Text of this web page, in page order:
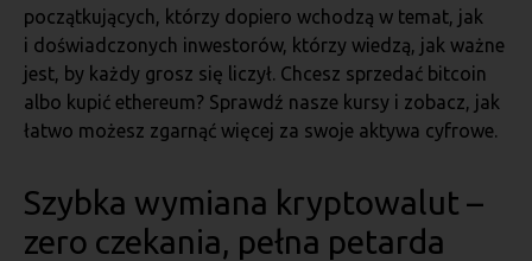
początkujących, którzy dopiero wchodzą w temat, jak
i doświadczonych inwestorów, którzy wiedzą, jak ważne
jest, by każdy grosz się liczył. Chcesz sprzedać bitcoin
albo kupić ethereum? Sprawdź nasze kursy i zobacz, jak
łatwo możesz zgarnąć więcej za swoje aktywa cyfrowe.
Szybka wymiana kryptowalut –
zero czekania, pełna petarda